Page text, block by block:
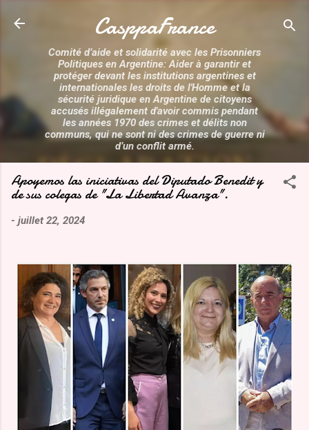
Accéder au contenu principal
CasppaFrance
Comité d’aide et solidarité avec les Prisonniers
Politiques en Argentine: Aider à garantir et
protéger devant les institutions argentines et
internationales les droits de l'Homme et la
sécurité juridique en Argentine de citoyens
accusés illégalement d'avoir commis pendant
les années 1970 des crimes et délits non
communs, qui ne sont ni des crimes de guerre ni
d’un conflit armé.
Apoyemos las iniciativas del Diputado Benedit y
de sus colegas de "La Libertad Avanza".
- juillet 22, 2024